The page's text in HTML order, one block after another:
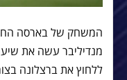
המשחק של בארסה החל
מנדיליבר עשה את
ללחוץ את ברצלונה